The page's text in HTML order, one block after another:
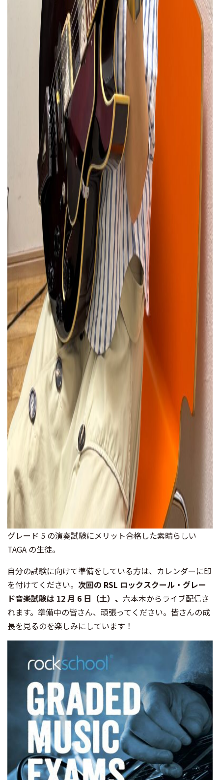
グレード 5 の演奏試験にメリット合格した素晴らしい
TAGA の生徒。
自分の試験に向けて準備をしている方は、カレンダーに印
を付けてください。 次回の RSL ロックスクール・グレー
ド音楽試験は 12 月 6 日（土）、 六本木からライブ配信さ
れます。準備中の皆さん、頑張ってください。皆さんの成
長を見るのを楽しみにしています！